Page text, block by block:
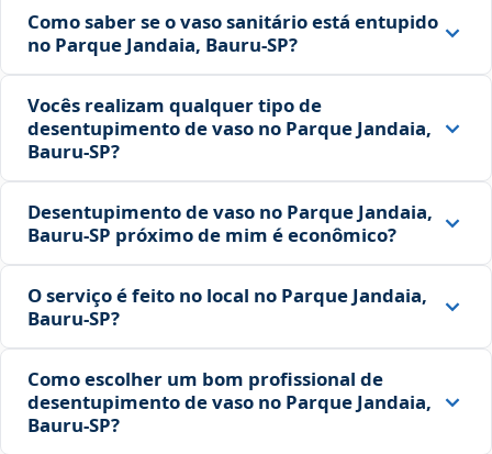
Como saber se o vaso sanitário está entupido
no Parque Jandaia, Bauru‑SP?
Vocês realizam qualquer tipo de
desentupimento de vaso no Parque Jandaia,
Bauru‑SP?
Desentupimento de vaso no Parque Jandaia,
Bauru‑SP próximo de mim é econômico?
O serviço é feito no local no Parque Jandaia,
Bauru‑SP?
Como escolher um bom profissional de
desentupimento de vaso no Parque Jandaia,
Bauru‑SP?